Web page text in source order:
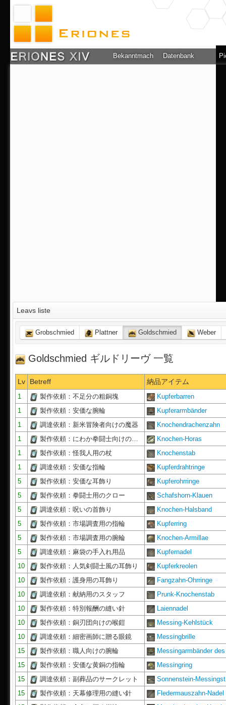
Bekanntmachung Datenbank
Leavs liste
Grobschmied Plattner Goldschmied Weber
Goldschmied ギルドリーヴ 一覧
Lv Betreff 納品アイテム
1 製作依頼：不足分の粗銅塊
Kupferbarren
1
製作依頼：安価な腕輪
Kupferarmbänder
1
調達依頼：新米冒険者向けの魔器
Knochendrachenzahn
1
製作依頼：にわか拳闘士向けの…
Knochen-Horas
1
製作依頼：怪我人用の杖
Knochenstab
1
調達依頼：安価な指輪
Kupferdrahtringe
5
製作依頼：安価な耳飾り
Kupferohrringe
5
製作依頼：拳闘士用のクロー
Schafshorn-Klauen
5
調達依頼：呪いの首飾り
Knochen-Halsband
5
製作依頼：市場調査用の指輪
Kupferring
5
製作依頼：市場調査用の腕輪
Knochen-Armillae
5
調達依頼：麻袋の手入れ用品
Kupfernadel
10
製作依頼：人気剣闘士風の耳飾り
Kupferkreolen
10
製作依頼：護身用の耳飾り
Fangzahn-Ohrringe
10
調達依頼：献納用のスタッフ
Prunk-Knochenstab
10
製作依頼：特別報酬の縫い針
Laiennadel
10
製作依頼：銅刃団向けの喉鎧
Messing-Kehlstück
10
調達依頼：細密画師に贈る眼鏡
Messingbrille
15
製作依頼：職人向けの腕輪
Messingarmbänder
15
製作依頼：安価な黄銅の指輪
Messingring
15
調達依頼：副葬品のサークレット
Sonnenstein-
15
製作依頼：天幕修理用の縫い針
Fledermauszahn-Nadel